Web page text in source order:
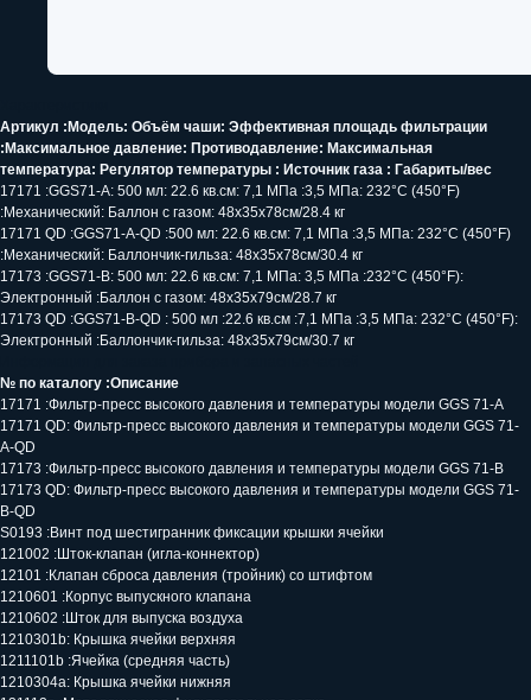
Артикул :Модель: Объём чаши: Эффективная площадь фильтрации
:Максимальное давление: Противодавление: Максимальная
температура: Регулятор температуры : Источник газа : Габариты/вес
17171 :GGS71-A: 500 мл: 22.6 кв.см: 7,1 МПа :3,5 МПа: 232°С (450°F)
:Механический: Баллон с газом: 48х35х78см/28.4 кг
17171 QD :GGS71-A-QD :500 мл: 22.6 кв.см: 7,1 МПа :3,5 МПа: 232°С (450°F)
:Механический: Баллончик-гильза: 48х35х78см/30.4 кг
17173 :GGS71-B: 500 мл: 22.6 кв.см: 7,1 МПа: 3,5 МПа :232°С (450°F):
Электронный :Баллон с газом: 48х35х79см/28.7 кг
17173 QD :GGS71-B-QD : 500 мл :22.6 кв.см :7,1 МПа :3,5 МПа: 232°С (450°F):
Электронный :Баллончик-гильза: 48х35х79см/30.7 кг
№ по каталогу :Описание
17171 :Фильтр-пресс высокого давления и температуры модели GGS 71-A
17171 QD: Фильтр-пресс высокого давления и температуры модели GGS 71-
A-QD
17173 :Фильтр-пресс высокого давления и температуры модели GGS 71-B
17173 QD: Фильтр-пресс высокого давления и температуры модели GGS 71-
B-QD
S0193 :Винт под шестигранник фиксации крышки ячейки
121002 :Шток-клапан (игла-коннектор)
12101 :Клапан сброса давления (тройник) со штифтом
1210601 :Корпус выпускного клапана
1210602 :Шток для выпуска воздуха
1210301b: Крышка ячейки верхняя
1211101b :Ячейка (средняя часть)
1210304a: Крышка ячейки нижняя
Оставьте заявку и специалист
свяжется с вами в течении
рабочего дня
Ваш телефон
Я даюсогласие на обработку
персональных данныхи подтверждаю,
что ознакомлен(а) с
отношении обработки персональных
ЗАПРОСИТЕ РАСЧЁТ
ПОСТАВКИ ЛАБОРАТОРНЫХ
ПРИБОРОВ